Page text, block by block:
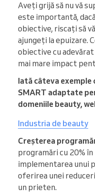
Aveți grijă să nu vă
este importantă,
obiective, riscați să
ajungeți la epuizare.
obiective cu adevărat
mai mare impact
Iată câteva
SMART adaptate
domeniile beauty,
Industria de beauty
Creșterea
programări cu 20%
implementarea unui
oferirea unei
un prieten.